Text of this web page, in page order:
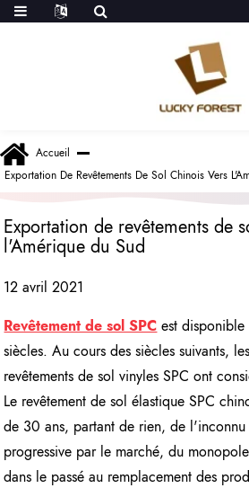
Accueil
Exportation De Revêtements De Sol Chinois Vers
Exportation de revêtements de
l'Amérique du Sud
12 avril 2021
Revêtement de sol SPC est disponible
siècles. Au cours des siècles suivants,
revêtements de sol vinyles SPC ont
Le revêtement de sol élastique SPC
de 30 ans, partant de rien, de l'inconnu
progressive par le marché, du
dans le passé au remplacement des